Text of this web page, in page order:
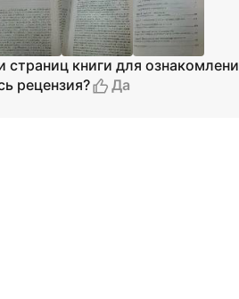
страниц книги для
рецензия?
Да